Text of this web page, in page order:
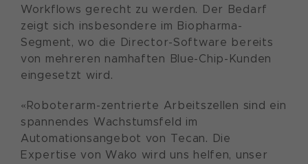
Workflows gerecht zu werden. Der Bedarf
zeigt sich insbesondere im Biopharma-
Segment, wo die Director-Software bereits
von mehreren namhaften Blue-Chip-Kunden
eingesetzt wird.
«Roboterarm-zentrierte Arbeitszellen sind ein
spannendes Wachstumsfeld im
Automationsangebot von Tecan. Die
Expertise von Wako wird uns helfen, unser